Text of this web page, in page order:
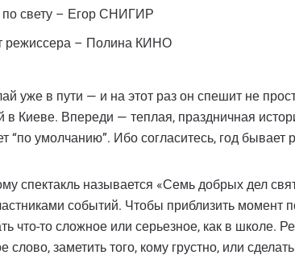
по свету – Егор СНИГИР
режиссера – Полина КИНО
уже в пути — и на этот раз он спешит не
в ​​Киеве. Впереди — теплая, праздничная
“по умолчанию”. Ибо согласитесь, год
спектакль называется «Семь добрых дел
событий. Чтобы приблизить момент
что-то сложное или серьезное, как в
слово, заметить того, кому грустно, или